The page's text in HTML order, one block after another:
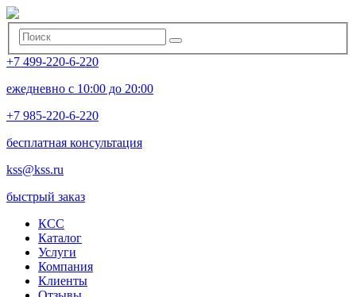
+7 499-220-6-220
ежедневно с 10:00 до 20:00
+7 985-220-6-220
бесплатная консультация
kss@kss.ru
быстрый заказ
КСС
Каталог
Услуги
Компания
Клиенты